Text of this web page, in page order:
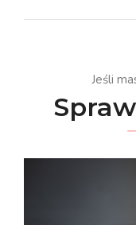
Jeśli